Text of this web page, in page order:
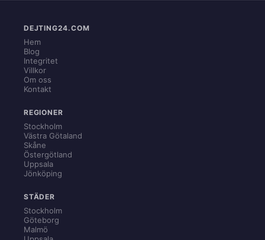
DEJTING24.COM
Hem
Blog
Integritet
Villkor
Om oss
Kontakt
REGIONER
Stockholm
Västra Götaland
Skåne
Östergötland
Uppsala
Jönköping
STÄDER
Stockholm
Göteborg
Malmö